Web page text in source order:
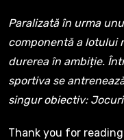
Paralizată în urma
componentă a lotului
durerea în ambiție.
sportiva se
singur obiectiv:
Thank you for